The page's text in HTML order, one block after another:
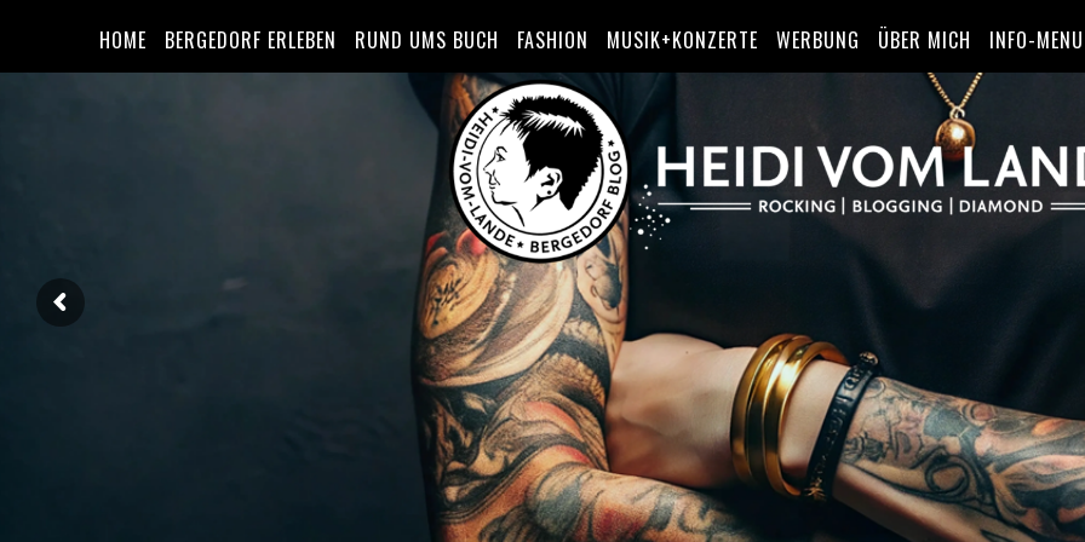
HOME BERGEDORF ERLEBEN RUND UMS BUCH FASHION MUSIK+KONZERTE WERBUNG ÜBER MICH INFO-